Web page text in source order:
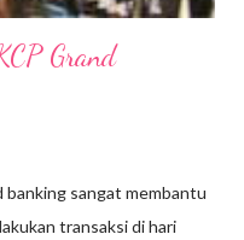
Grand
banking sangat membantu
transaksi di hari